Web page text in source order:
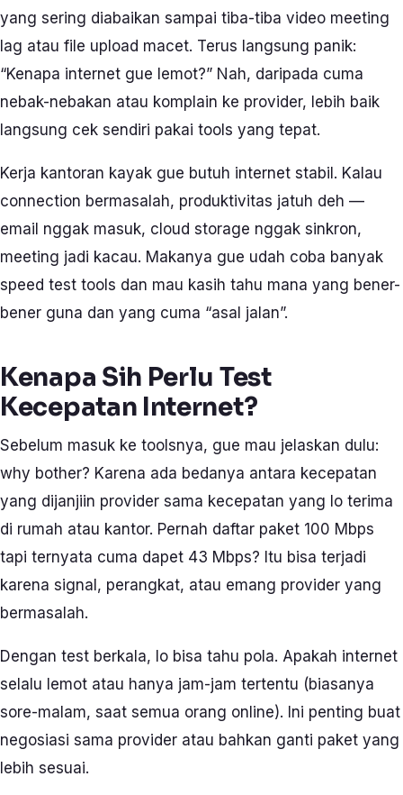
yang sering diabaikan sampai tiba-tiba video meeting
lag atau file upload macet. Terus langsung panik:
“Kenapa internet gue lemot?” Nah, daripada cuma
nebak-nebakan atau komplain ke provider, lebih baik
langsung cek sendiri pakai tools yang tepat.
Kerja kantoran kayak gue butuh internet stabil. Kalau
connection bermasalah, produktivitas jatuh deh —
email nggak masuk, cloud storage nggak sinkron,
meeting jadi kacau. Makanya gue udah coba banyak
speed test tools dan mau kasih tahu mana yang bener-
bener guna dan yang cuma “asal jalan”.
Kenapa Sih Perlu Test
Kecepatan Internet?
Sebelum masuk ke toolsnya, gue mau jelaskan dulu:
why bother? Karena ada bedanya antara kecepatan
yang dijanjiin provider sama kecepatan yang lo terima
di rumah atau kantor. Pernah daftar paket 100 Mbps
tapi ternyata cuma dapet 43 Mbps? Itu bisa terjadi
karena signal, perangkat, atau emang provider yang
bermasalah.
Dengan test berkala, lo bisa tahu pola. Apakah internet
selalu lemot atau hanya jam-jam tertentu (biasanya
sore-malam, saat semua orang online). Ini penting buat
negosiasi sama provider atau bahkan ganti paket yang
lebih sesuai.